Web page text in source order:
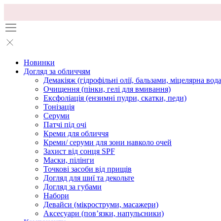
Новинки
Догляд за обличчям
Демакіяж (гідрофільні олії, бальзами, міцелярна
Очищення (пінки, гелі для вмивання)
Ексфоліація (ензимні пудри, скатки, педи)
Тонізація
Серуми
Патчі під очі
Креми для обличчя
Креми/ серуми для зони навколо очей
Захист від сонця SPF
Маски, пілінги
Точкові засоби від прищів
Догляд для шиї та декольте
Догляд за губами
Набори
Девайси (мікроструми, масажери)
Аксесуари (повʼязки, напульсники)